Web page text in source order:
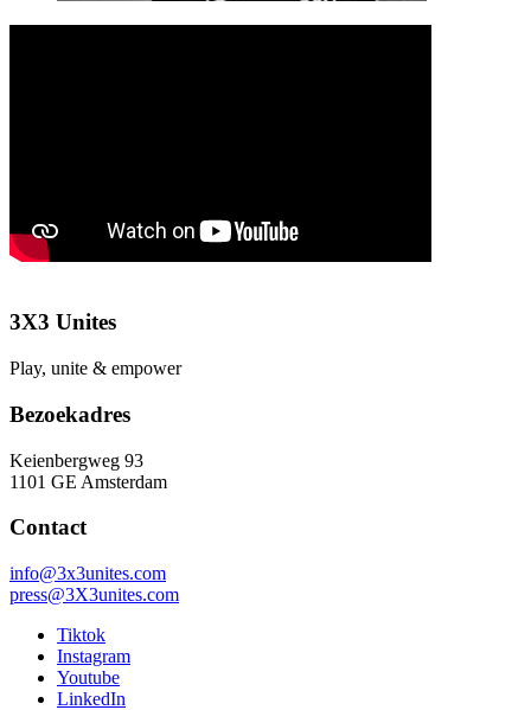
3X3 Unites
Play, unite & empower
Bezoekadres
Keienbergweg 93
1101 GE Amsterdam
Contact
info@3x3unites.com
press@3X3unites.com
Tiktok
Instagram
Youtube
LinkedIn